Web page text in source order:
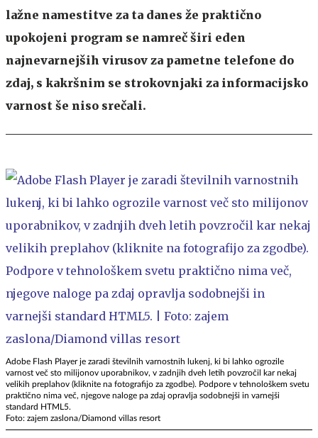
lažne namestitve za ta danes že praktično
upokojeni program se namreč širi eden
najnevarnejših virusov za pametne telefone do
zdaj, s kakršnim se strokovnjaki za informacijsko
varnost še niso srečali.
Adobe Flash Player je zaradi številnih varnostnih lukenj, ki bi lahko ogrozile
varnost več sto milijonov uporabnikov, v zadnjih dveh letih povzročil kar nekaj
velikih preplahov (kliknite na fotografijo za zgodbe). Podpore v tehnološkem svetu
praktično nima več, njegove naloge pa zdaj opravlja sodobnejši in varnejši
standard HTML5.
Foto: zajem zaslona/Diamond villas resort